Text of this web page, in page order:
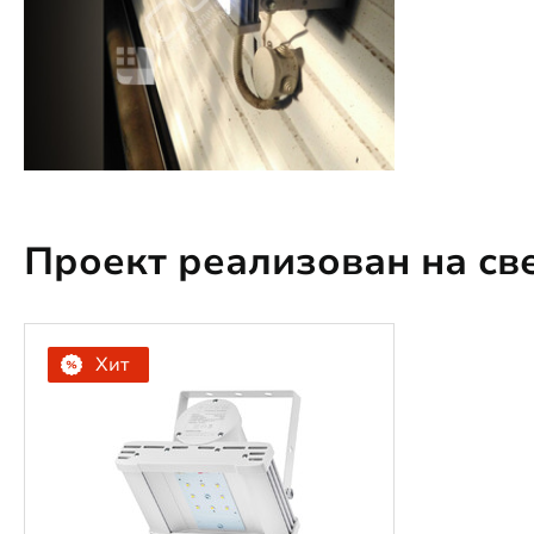
Проект реализован на
Хит